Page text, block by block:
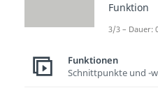
Funktion
3/3 – Dauer:
Funktionen
Schnittpunkte und -